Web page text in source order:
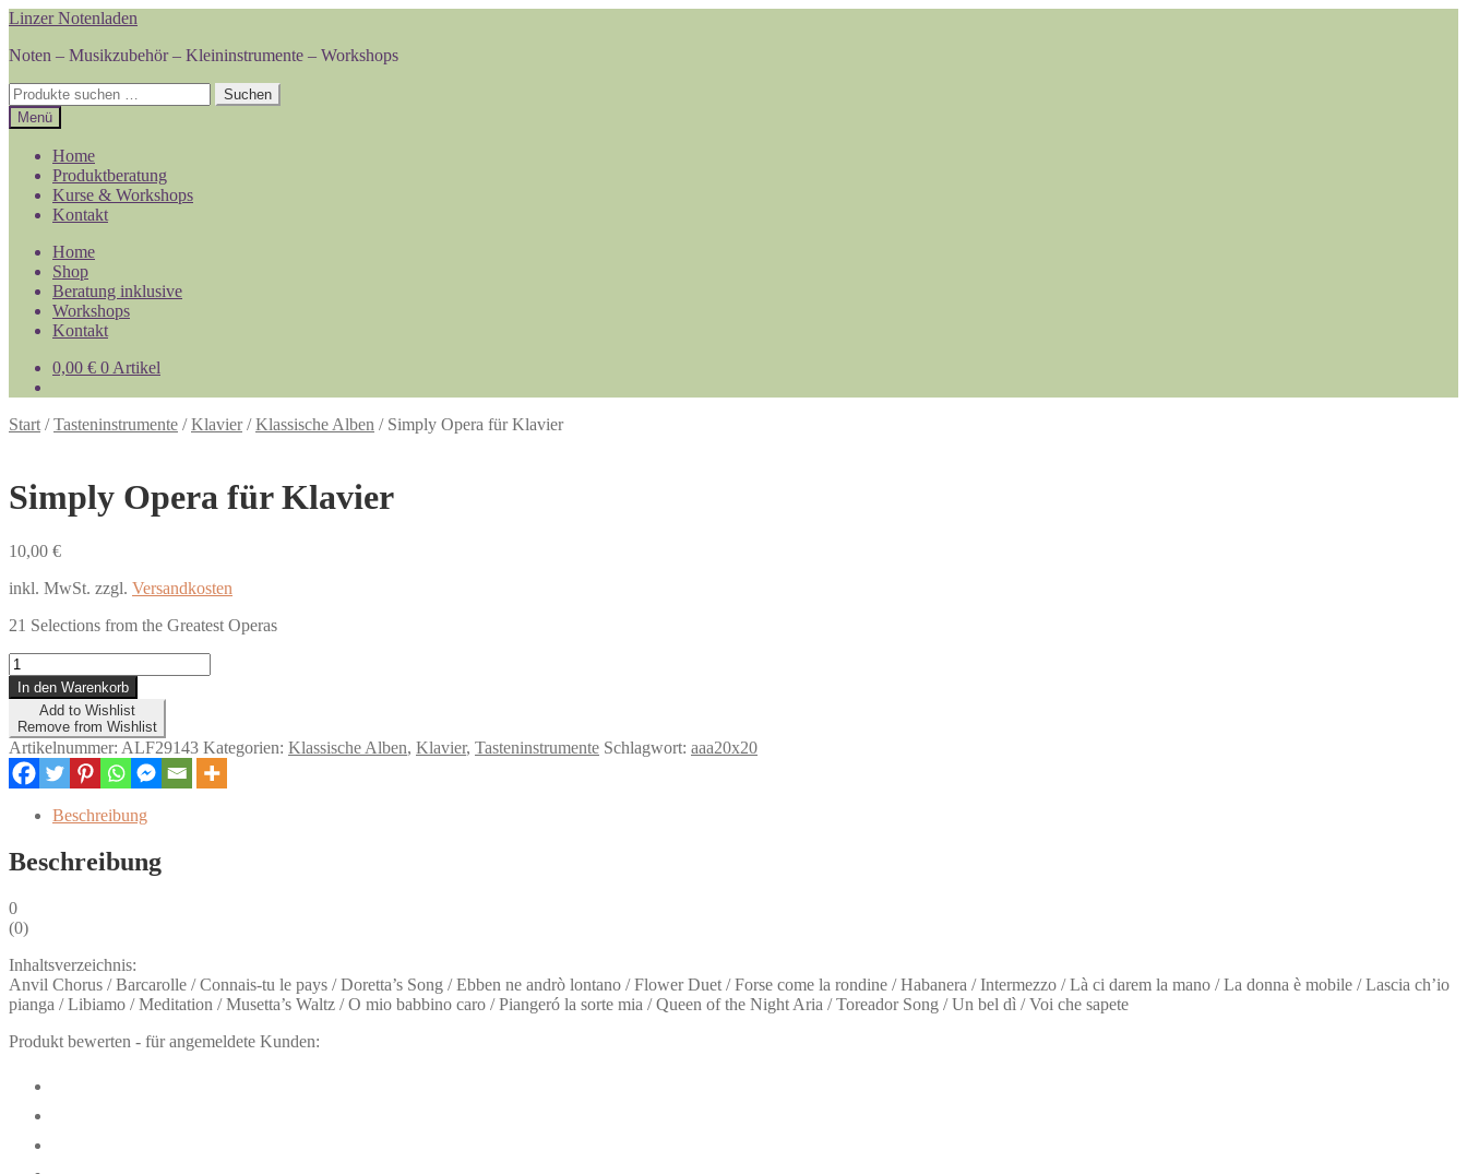
Zur
springen
Zum
springen
Linzer Notenladen
Noten – Musikzubehör – Kleininstrumente – Workshops
Suchen
nach:
Suchen
Menü
Home
Produktberatung
Kurse & Workshops
Kontakt
Home
Shop
Beratung inklusive
Workshops
Kontakt
0,00 € 0 Artikel
Start /Tasteninstrumente /Klavier/Klassische Alben / Simply Opera für Klavier
Simply Opera für Klavier
10,00 €
inkl. MwSt. zzgl. Versandkosten
21 Selections from the Greatest Operas
Simply
Opera
für
Klavier
Menge
In den Warenkorb
Add to Wishlist
Remove from Wishlist
Artikelnummer: ALF29143 Kategorien: Klassische Alben, Klavier, Tasteninstrumente Schlagwort: aaa20x20
Beschreibung
Beschreibung
0
(0)
Inhaltsverzeichnis:
Anvil Chorus / Barcarolle / Connais-tu le pays / Doretta’s Song / Ebben ne andrò lontano / Flower Duet / Forse come la rondine / Habanera / Intermezzo / Là ci darem la mano / La donna è mobile / Lascia ch’io
pianga / Libiamo / Meditation / Musetta’s Waltz / O mio babbino caro / Piangeró la sorte mia / Queen of the Night Aria / Toreador Song / Un bel dì / Voi che sapete
Produkt bewerten - für angemeldete Kunden: